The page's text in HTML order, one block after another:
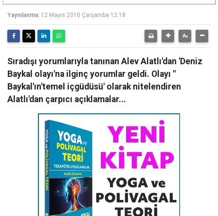
Yayınlanma: 12 Mayıs 2010 Çarşamba 12:18
Sıradışı yorumlarıyla tanınan Alev Alatlı'dan 'Deniz
Baykal olayı'na ilginç yorumlar geldi. Olayı "
Baykal'ın'temel içgüdüsü' olarak nitelendiren
Alatlı'dan çarpıcı açıklamalar...